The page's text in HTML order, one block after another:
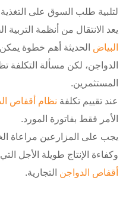
لتلبية طلب السوق على
يعد الانتقال من أنظمة التربية
البياض الحديثة أهم خطوة يمكن
الدواجن، لكن مسألة التكلفة
المستثمرين.
عند تقييم تكلفة نظام أقفاص
الأمر فقط بفاتورة المورد.
يجب على المزارعين مراعاة
وكفاءة الإنتاج طويلة الأجل
أقفاص الدواجن التجارية.